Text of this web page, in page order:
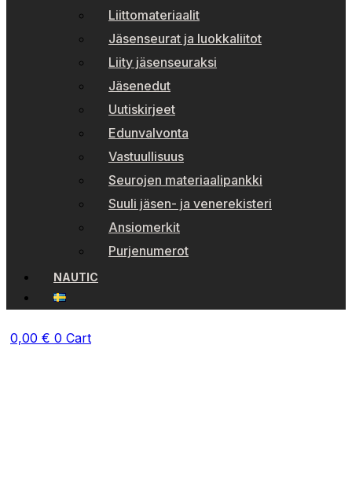
Liittomateriaalit
Jäsenseurat ja luokkaliitot
Liity jäsenseuraksi
Jäsenedut
Uutiskirjeet
Edunvalvonta
Vastuullisuus
Seurojen materiaalipankki
Suuli jäsen- ja venerekisteri
Ansiomerkit
Purjenumerot
NAUTIC
0,00 € 0 Cart